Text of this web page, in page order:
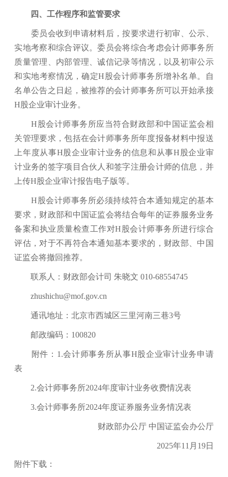
四、工作程序和监管要求
委员会收到申请材料后，按要求进行初审、公示、
实地考察和综合评议。委员会将综合考虑会计师事务所
质量管理、内部管理、诚信记录等情况，以及初审公示
和实地考察情况，确定H股会计师事务所增补名单。自
名单公告之日起，被推荐的会计师事务所可以开始承接
H股企业审计业务。
H股会计师事务所应当符合财政部和中国证监会相
关管理要求，包括在会计师事务所年度报备材料中报送
上年度从事H股企业审计业务的信息和从事H股企业审
计业务的签字项目合伙人和签字注册会计师的信息，并
上传H股企业审计报告电子版等。
H股会计师事务所必须持续符合本通知规定的基本
要求，财政部和中国证监会将结合每年的证券服务业务
备案和执业质量检查工作对H股会计师事务所进行综合
评估，对于不再符合本通知基本要求的，财政部、中国
证监会将撤回推荐。
联系人：财政部会计司 朱晓文 010-68554745
zhushichu@mof.gov.cn
通讯地址：北京市西城区三里河南三巷3号
邮政编码：100820
附件：1.会计师事务所从事H股企业审计业务申请
表
2.会计师事务所2024年度审计业务收费情况表
3.会计师事务所2024年度证券服务业务情况表
财政部办公厅 中国证监会办公厅
2025年11月19日
附件下载：